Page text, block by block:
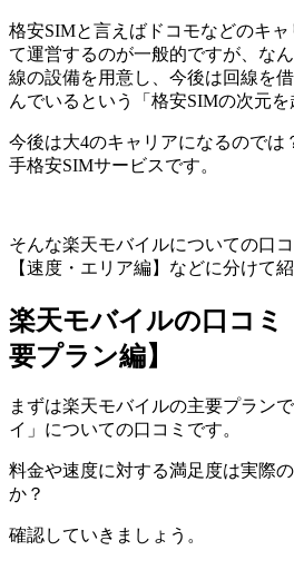
格安SIMと言えばドコモなどのキ
て運営するのが一般的ですが、な
線の設備を用意し、今後は回線を
んでいるという「格安SIMの次元を
今後は大4のキャリアになるのでは
手格安SIMサービスです。
そんな楽天モバイルについての口
【速度・エリア編】などに分けて
楽天モバイルの口コミ
要プラン編】
まずは楽天モバイルの主要プラン
イ」についての口コミです。
料金や速度に対する満足度は実際
か？
確認していきましょう。